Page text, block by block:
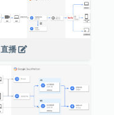
直播